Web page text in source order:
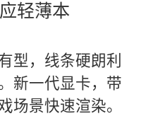
轻薄本
型，线条硬朗利
新一代显卡，带
场景快速渲染。